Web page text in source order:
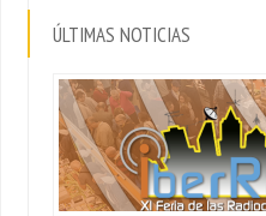
ÚLTIMAS NOTICIAS